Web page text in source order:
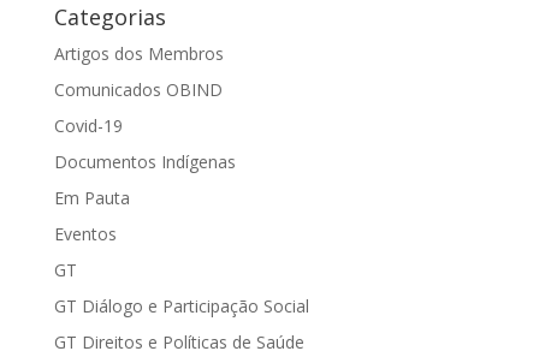
Categorias
Artigos dos Membros
Comunicados OBIND
Covid-19
Documentos Indígenas
Em Pauta
Eventos
GT
GT Diálogo e Participação Social
GT Direitos e Políticas de Saúde